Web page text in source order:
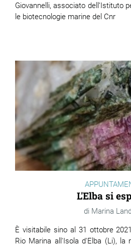
Giovannelli, associato dell’Istituto
le biotecnologie marine del Cnr
L'Elba si
Marina
È visitabile sino al 31 ottobre
Rio Marina all'Isola d'Elba (Li), la